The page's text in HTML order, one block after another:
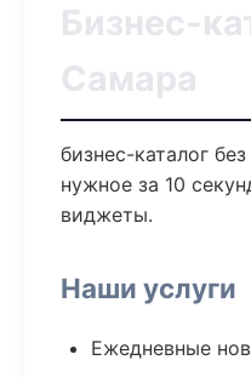
Бизнес-
Самара
бизнес-каталог
нужное за 10
виджеты.
Наши услуги
Ежедневные